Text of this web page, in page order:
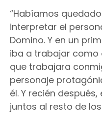
“Habíamos
interpretar el
Domino. Y en un
iba a trabajar como
que trabajara
personaje
él. Y recién
juntos al resto de